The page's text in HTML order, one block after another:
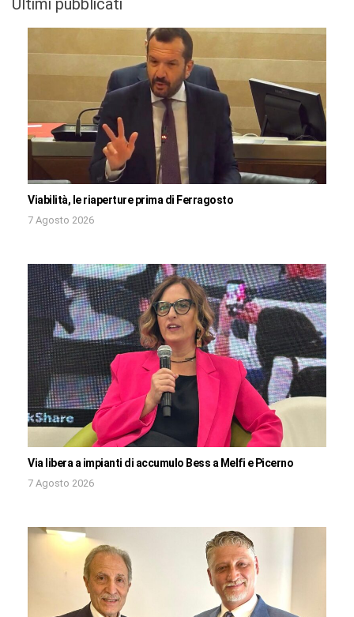
Viabilità, le riaperture prima di Ferragosto
7 Agosto 2026
Via libera a impianti di accumulo Bess a Melfi e Picerno
7 Agosto 2026